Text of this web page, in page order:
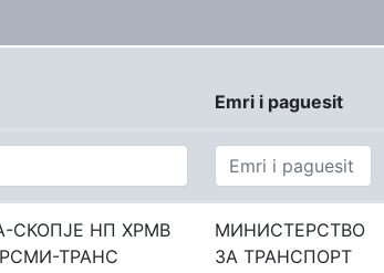
Emri i paguesit
СКОПЈЕ НП ХРМВ
ТРАНС
МИНИСТЕРСТВО
ЗА ТРАНСПОРТ